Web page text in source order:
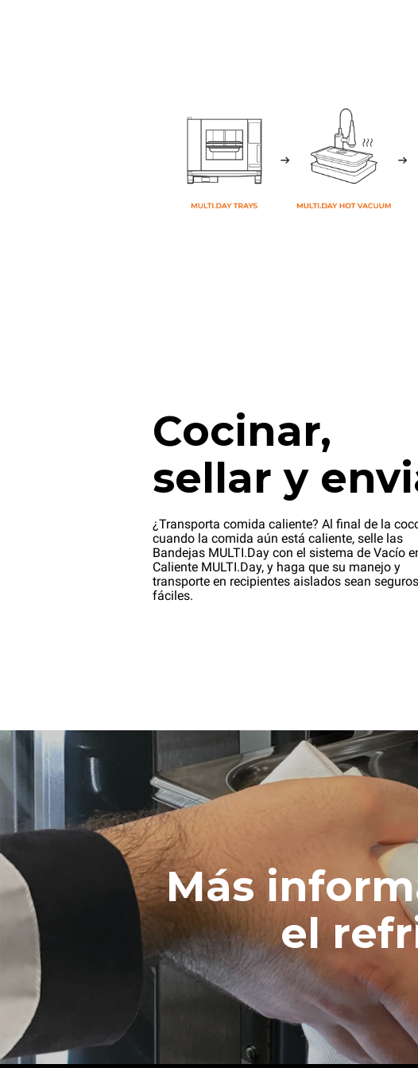
Cocinar,
sellar y
¿Transporta comida caliente? Al final de la
cuando la comida aún está caliente, selle las
Bandejas MULTI.Day con el sistema de Vacío
Caliente MULTI.Day, y haga que su manejo y
transporte en recipientes aislados sean
fáciles.
Más
el